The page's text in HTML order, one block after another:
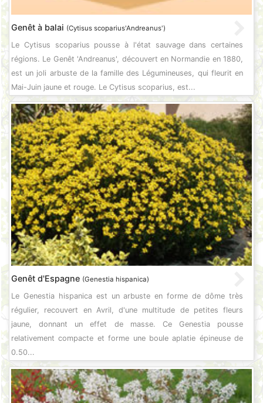
Genêt à balai (Cytisus scoparius'Andreanus')
Le Cytisus scoparius pousse à l'état sauvage dans certaines
régions. Le Genêt 'Andreanus', découvert en Normandie en 1880,
est un joli arbuste de la famille des Légumineuses, qui fleurit en
Mai-Juin jaune et rouge. Le Cytisus scoparius, est...
Genêt d'Espagne (Genestia hispanica)
Le Genestia hispanica est un arbuste en forme de dôme très
régulier, recouvert en Avril, d'une multitude de petites fleurs
jaune, donnant un effet de masse. Ce Genestia pousse
relativement compacte et forme une boule aplatie épineuse de
0.50...